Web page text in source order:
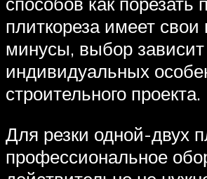
плиткореза имеет
минусы, выбор зависит
индивидуальных
строительного проекта.
Для резки одной-двух
профессиональное